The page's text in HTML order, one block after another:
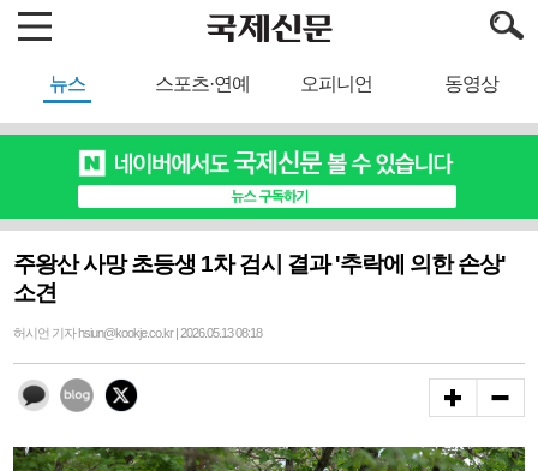
뉴스 스포츠·연예 오피니언 동영상
주왕산 사망 초등생 1차 검시 결과 '추락에 의한 손상'
소견
허시언 기자 hsiun@kookje.co.kr | 2026.05.13 08:18